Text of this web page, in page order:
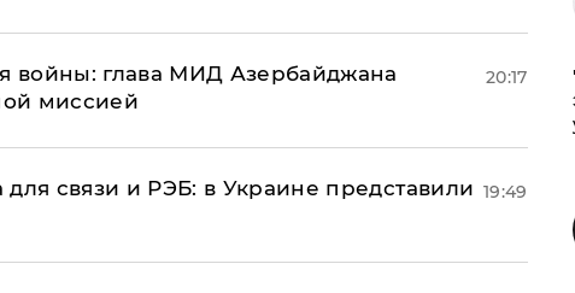
войны: глава МИД Азербайджана
миссией
20:17
связи и РЭБ: в Украине представили 19:49